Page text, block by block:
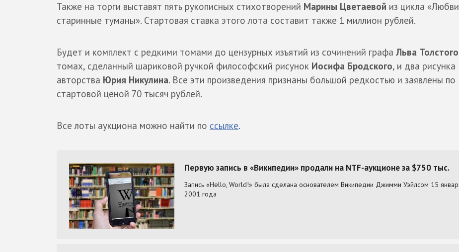
Также на торги выставят пять рукописных стихотворений Марины Цветаевой из цикла «Любви
старинные туманы». Стартовая ставка этого лота составит также 1 миллион рублей.
Будет и комплект с редкими томами до цензурных изъятий из сочинений графа Льва Толстого
томах, сделанный шариковой ручкой философский рисунок Иосифа Бродского, и два рисунка
авторства Юрия Никулина. Все эти произведения признаны большой редкостью и заявлены по
стартовой ценой 70 тысяч рублей.
Все лоты аукциона можно найти по ссылке.